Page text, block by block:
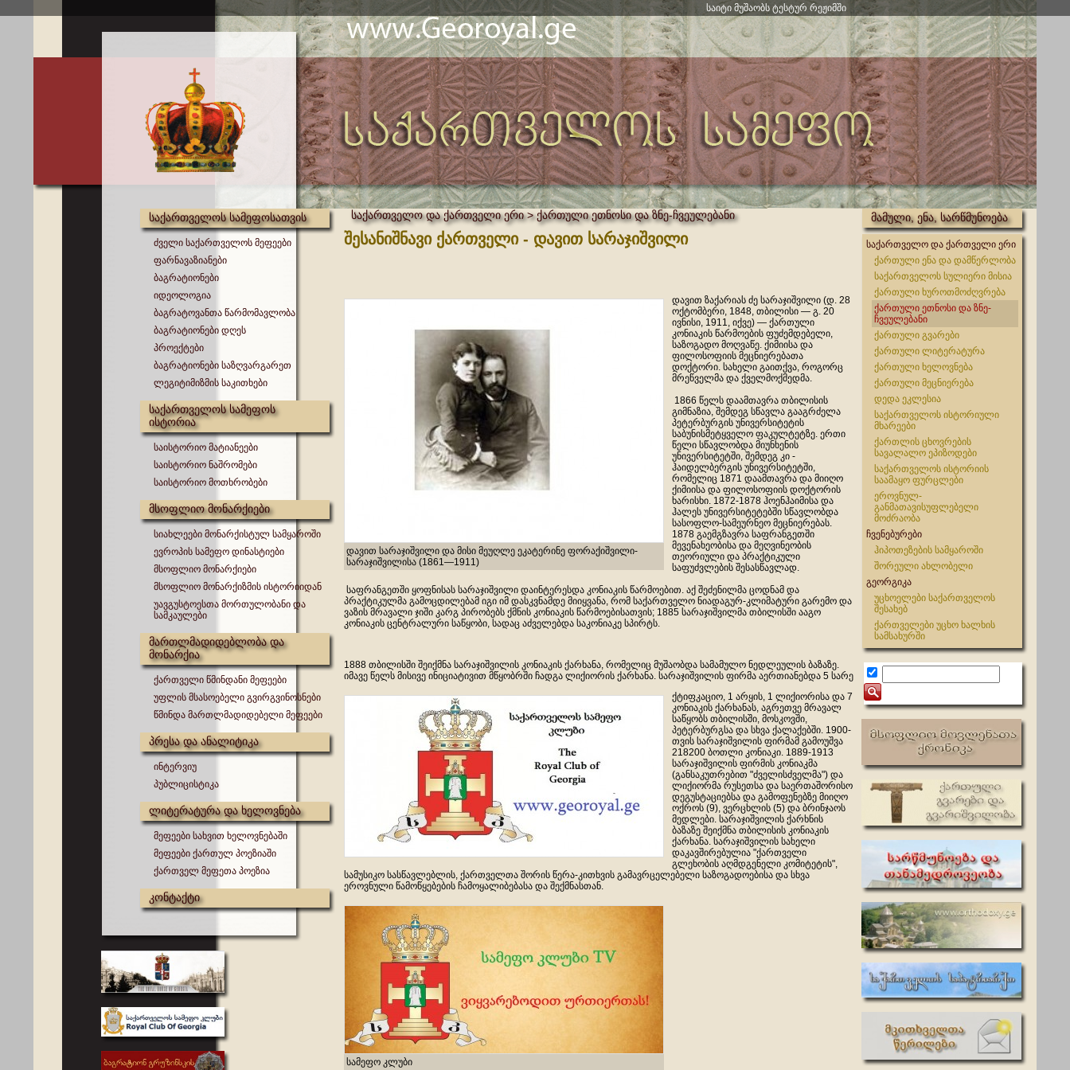
საიტი მუშაობს ტესტურ რეჟიმში
საქართველოს სამეფოსათვის
ძველი საქართველოს მეფეები
ფარნავაზიანები
ბაგრატიონები
იდეოლოგია
ბაგრატოვანთა წარმომავლობა
ბაგრატიონები დღეს
პროექტები
ბაგრატიონები საზღვარგარეთ
ლეგიტიმიზმის საკითხები
საქართველოს სამეფოს
ისტორია
საისტორიო მატიანეები
საისტორიო ნაშრომები
საისტორიო მოთხრობები
მსოფლიო მონარქიები
სიახლეები მონარქისტულ სამყაროში
ევროპის სამეფო დინასტიები
მსოფლიო მონარქიები
მსოფლიო მონარქიზმის ისტორიიდან
უავგუსტოესთა მორთულობანი და
სამკაულები
მართლმადიდებლობა და
მონარქია
ქართველი წმინდანი მეფეები
უფლის მსასოებელი გვირგვინოსნები
წმინდა მართლმადიდებელი მეფეები
პრესა და ანალიტიკა
ინტერვიუ
პუბლიცისტიკა
ლიტერატურა და ხელოვნება
მეფეები სახვით ხელოვნებაში
მეფეები ქართულ პოეზიაში
ქართველ მეფეთა პოეზია
კონტაქტი
საქართველო და ქართველი ერი > ქართული ეთნოსი და ზნე-ჩვეულებანი
შესანიშნავი ქართველი - დავით სარაჯიშვილი
დავით სარაჯიშვილი და მისი მეუღლე ეკატერინე ფორაქიშვილი-
სარაჯიშვილისა (1861―1911)
დავით ზაქარიას ძე სარაჯიშვილი (დ. 28
ოქტომბერი, 1848, თბილისი ― გ. 20
ივნისი, 1911, იქვე) — ქართული
კონიაკის წარმოების ფუძემდებელი,
საზოგადო მოღვაწე. ქიმიისა და
ფილოსოფიის მეცნიერებათა
დოქტორი. სახელი გაითქვა, როგორც
მრეწველმა და ქველმოქმედმა.
1866 წელს დაამთავრა თბილისის
გიმნაზია, შემდეგ სწავლა გააგრძელა
პეტერბურგის უნივერსიტეტის
საბუნისმეტყველო ფაკულტეტზე. ერთი
წელი სწავლობდა მიუნხენის
უნივერსიტეტში, შემდეგ კი -
ჰაიდელბერგის უნივერსიტეტში,
რომელიც 1871 დაამთავრა და მიიღო
ქიმიისა და ფილოსოფიის დოქტორის
ხარისხი. 1872-1878 ჰოენჰაიმისა და
ჰალეს უნივერსიტეტებში სწავლობდა
სასოფლო-სამეურნეო მეცნიერებას.
1878 გაემგზავრა საფრანგეთში
მევენახეობისა და მეღვინეობის
თეორიული და პრაქტიკული
საფუძვლების შესასწავლად.
საფრანგეთში ყოფნისას სარაჯიშვილი დაინტერესდა კონიაკის წარმოებით. აქ შეძენილმა ცოდნამ და
პრაქტიკულმა გამოცდილებამ იგი იმ დასკვნამდე მიიყვანა, რომ საქართველო ნიადაგურ-კლიმატური გარემო და
ვაზის მრავალი ჯიში კარგ პირობებს ქმნის კონიაკის წარმოებისათვის; 1885 სარაჯიშვილმა თბილისში ააგო
კონიაკის ცენტრალური საწყობი, სადაც აძველებდა საკონიაკე სპირტს.
1888 თბილისში შეიქმნა სარაჯიშვილის კონიაკის ქარხანა, რომელიც მუშაობდა სამამულო ნედლეულის ბაზაზე.
იმავე წელს მისივე ინიციატივით მწყობრში ჩადგა ლიქიორის ქარხანა. სარაჯიშვილის ფირმა აერთიანებდა 5 სარე
ქტიფკაციო, 1 არყის, 1 ლიქიორისა და 7
კონიაკის ქარხანას, აგრეთვე მრავალ
საწყობს თბილისში, მოსკოვში,
პეტერბურგსა და სხვა ქალაქებში. 1900-
თვის სარაჯიშვილის ფირმამ გამოუშვა
218200 ბოთლი კონიაკი. 1889-1913
სარაჯიშვილის ფირმის კონიაკმა
(განსაკუთრებით "ძველისძველმა") და
ლიქიორმა რუსეთსა და საერთაშორისო
დეგუსტაციებსა და გამოფენებზე მიიღო
ოქროს (9), ვერცხლის (5) და ბრინჯაოს
მედლები. სარაჯიშვილის ქარხნის
ბაზაზე შეიქმნა თბილისის კონიაკის
ქარხანა. სარაჯიშვილის სახელი
დაკავშირებულია "ქართველი
გლეხობის აღმდგენელი კომიტეტის",
სამუსიკო სასწავლებლის, ქართველთა შორის წერა-კითხვის გამავრცელებელი საზოგადოებისა და სხვა
ეროვნული წამოწყებების ჩამოყალიბებასა და შექმნასთან.
სამეფო კლუბი
მამული, ენა, სარწმუნოება
საქართველო და ქართველი ერი
ქართული ენა და დამწერლობა
საქართველოს სულიერი მისია
ქართული ხუროთმოძღვრება
ქართული ეთნოსი და ზნე-
ჩვეულებანი
ქართული გვარები
ქართული ლიტერატურა
ქართული ხელოვნება
ქართული მეცნიერება
დედა ეკლესია
საქართველოს ისტორიული
მხარეები
ქართლის ცხოვრების
სავალალო ეპიზოდები
საქართველოს ისტორიის
საამაყო ფურცლები
ეროვნულ-
განმათავისუფლებელი
მოძრაობა
ჩვენებურები
ჰიპოთეზების სამყაროში
შორეული ახლობელი
გეორგიკა
უცხოელები საქართველოს
შესახებ
ქართველები უცხო ხალხის
სამსახურში